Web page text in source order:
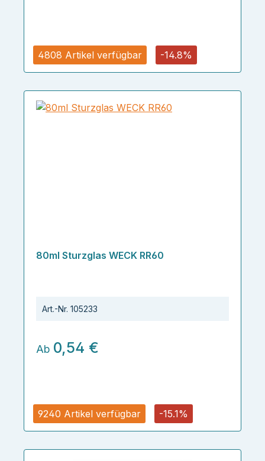
4808 Artikel verfügbar -14.8%
9240 Artikel verfügbar -15.1%
80ml Sturzglas WECK RR60
Art.-Nr. 105233
Ab 0,54 €